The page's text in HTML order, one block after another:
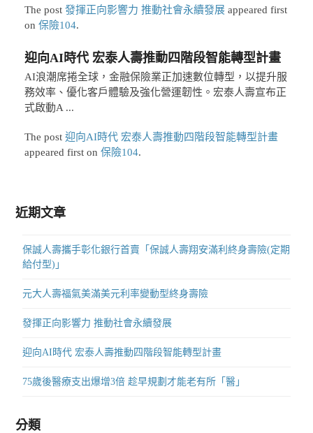
The post 發揮正向影響力 推動社會永續發展appeared first
on 保險104.
迎向AI時代 宏泰人壽推動四階段智能轉型計畫
AI浪潮席捲全球，金融保險業正加速數位轉型，以提升服
務效率、優化客戶體驗及強化營運韌性。宏泰人壽宣布正
式啟動A ...
The post 迎向AI時代 宏泰人壽推動四階段智能轉型計畫
appeared first on 保險104.
近期文章
保誠人壽攜手彰化銀行首賣「保誠人壽翔安滿利終身壽險(定期
給付型)」
元大人壽福氣美滿美元利率變動型終身壽險
發揮正向影響力 推動社會永續發展
迎向AI時代 宏泰人壽推動四階段智能轉型計畫
75歲後醫療支出爆增3倍 趁早規劃才能老有所「醫」
分類